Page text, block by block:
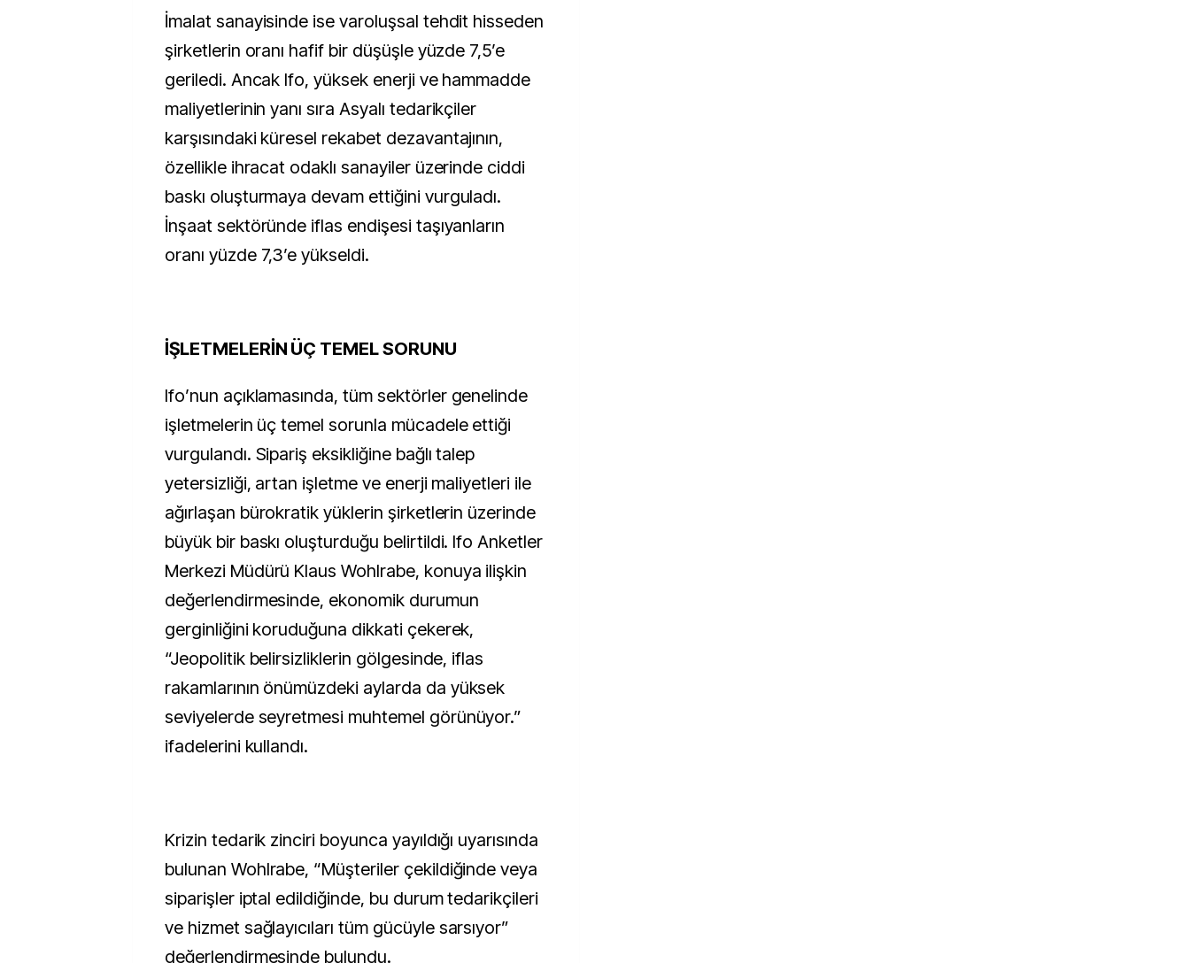
İmalat sanayisinde ise varoluşsal tehdit hisseden
şirketlerin oranı hafif bir düşüşle yüzde 7,5’e
geriledi. Ancak Ifo, yüksek enerji ve hammadde
maliyetlerinin yanı sıra Asyalı tedarikçiler
karşısındaki küresel rekabet dezavantajının,
özellikle ihracat odaklı sanayiler üzerinde ciddi
baskı oluşturmaya devam ettiğini vurguladı.
İnşaat sektöründe iflas endişesi taşıyanların
oranı yüzde 7,3’e yükseldi.
İŞLETMELERİN ÜÇ TEMEL SORUNU
Ifo’nun açıklamasında, tüm sektörler genelinde
işletmelerin üç temel sorunla mücadele ettiği
vurgulandı. Sipariş eksikliğine bağlı talep
yetersizliği, artan işletme ve enerji maliyetleri ile
ağırlaşan bürokratik yüklerin şirketlerin üzerinde
büyük bir baskı oluşturduğu belirtildi. Ifo Anketler
Merkezi Müdürü Klaus Wohlrabe, konuya ilişkin
değerlendirmesinde, ekonomik durumun
gerginliğini koruduğuna dikkati çekerek,
“Jeopolitik belirsizliklerin gölgesinde, iflas
rakamlarının önümüzdeki aylarda da yüksek
seviyelerde seyretmesi muhtemel görünüyor.”
ifadelerini kullandı.
Krizin tedarik zinciri boyunca yayıldığı uyarısında
bulunan Wohlrabe, “Müşteriler çekildiğinde veya
siparişler iptal edildiğinde, bu durum tedarikçileri
ve hizmet sağlayıcıları tüm gücüyle sarsıyor”
değerlendirmesinde bulundu.